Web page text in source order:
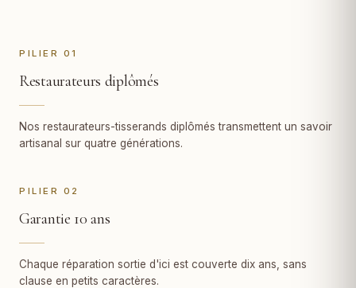
PILIER 01
Restaurateurs diplômés
Nos restaurateurs-tisserands diplômés transmettent un savoir
artisanal sur quatre générations.
PILIER 02
Garantie 10 ans
Chaque réparation sortie d'ici est couverte dix ans, sans
clause en petits caractères.